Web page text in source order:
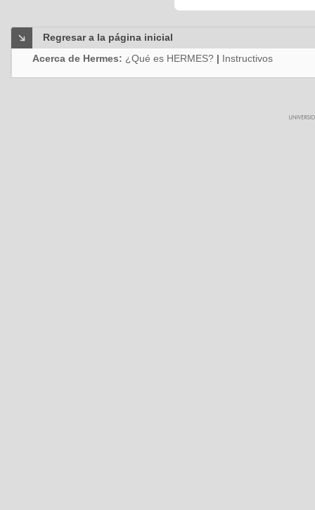
Regresar a la página inicial
Acerca de Hermes: ¿Qué es HERMES? | Instructivos